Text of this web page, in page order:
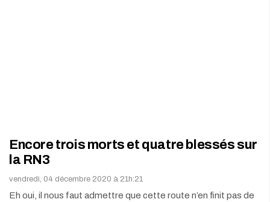
Encore trois morts et quatre blessés sur
la RN3
vendredi, 04 décembre 2020 à 21h:21
Eh oui, il nous faut admettre que cette route n’en finit pas de